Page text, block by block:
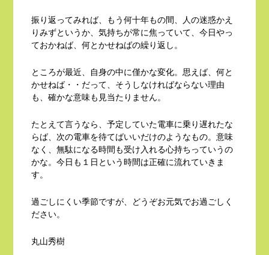
振り返ってみれば、もう何十年もの間、人の迷惑かえ
りみずというか、気持ちが常に焦っていて、今日やっ
ておかねば、何とかせねばの繰り返し。
ところが最近、自身の中に僅かな変化。思えば、何と
かせねば・・だって、そうしなければならない理由
も、確かな意味も見当たりません。
たとえて言うなら、予定していた電車に乗り遅れたな
らば、次の電車を待てばいいだけのようなもの。意味
なく、無駄になる時間も受け入れる心持ちっていうの
かな。今日も１日という時間は正確に流れていきま
す。
過ごしにくい季節ですが、どうぞお元気でお過ごしく
ださい。
丸山秀樹